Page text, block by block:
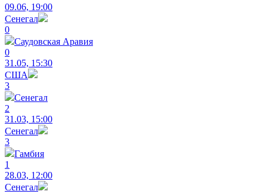
09.06, 19:00
Сенегал
0
Саудовская Аравия
0
31.05, 15:30
США
3
Сенегал
2
31.03, 15:00
Сенегал
3
Гамбия
1
28.03, 12:00
Сенегал